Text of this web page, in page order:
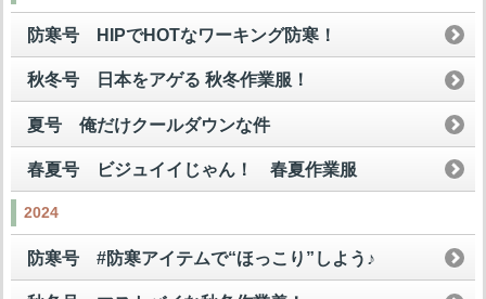
防寒号 HIPでHOTなワーキング防寒！
秋冬号 日本をアゲる 秋冬作業服！
夏号 俺だけクールダウンな件
春夏号 ビジュイイじゃん！ 春夏作業服
2024
防寒号 #防寒アイテムで“ほっこり”しよう♪